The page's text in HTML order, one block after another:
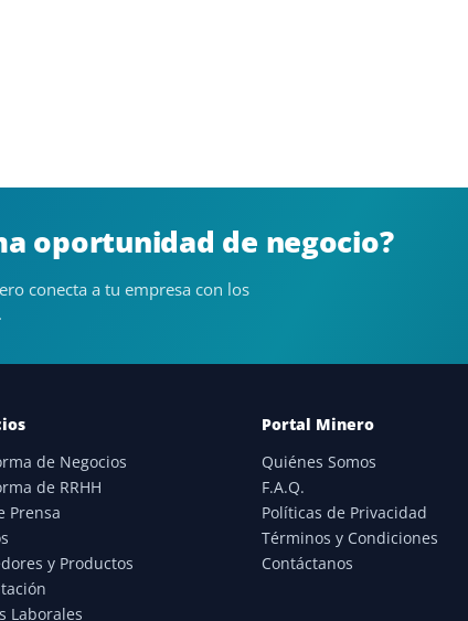
oportunidad de negocio?
conecta a tu empresa con los
de Negocios
de RRHH
Prensa
y Productos
Laborales
Portal Minero
Quiénes Somos
F.A.Q.
Políticas de Privacidad
Términos y Condiciones
Contáctanos